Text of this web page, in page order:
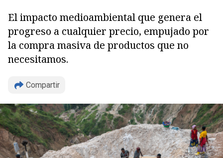
El impacto medioambiental que genera el
progreso a cualquier precio, empujado por
la compra masiva de productos que no
necesitamos.
Compartir